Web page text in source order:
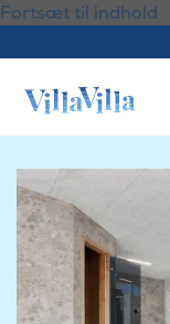
Fortsæt til indhold